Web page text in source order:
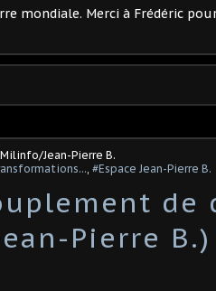
mondiale. Merci à Frédéric
Jean-Pierre B.
, #Espace Jean-Pierre B.
de
Pierre